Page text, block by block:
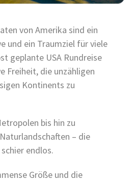
von Amerika sind ein
und ein Traumziel für viele
geplante USA Rundreise
Freiheit, die unzähligen
Kontinents zu
bis hin zu
– die
endlos.
Größe und die